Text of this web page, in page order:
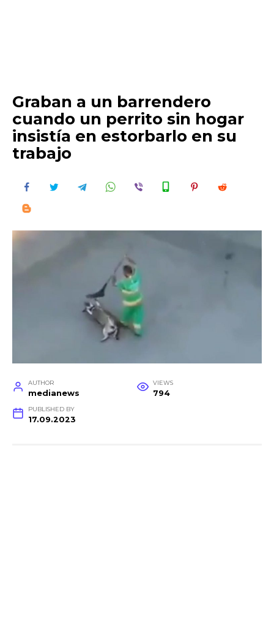
Graban a un barrendero
cuando un perrito sin hogar
insistía en estorbarlo en su
trabajo
AUTHOR
medianews
VIEWS
794
PUBLISHED BY
17.09.2023